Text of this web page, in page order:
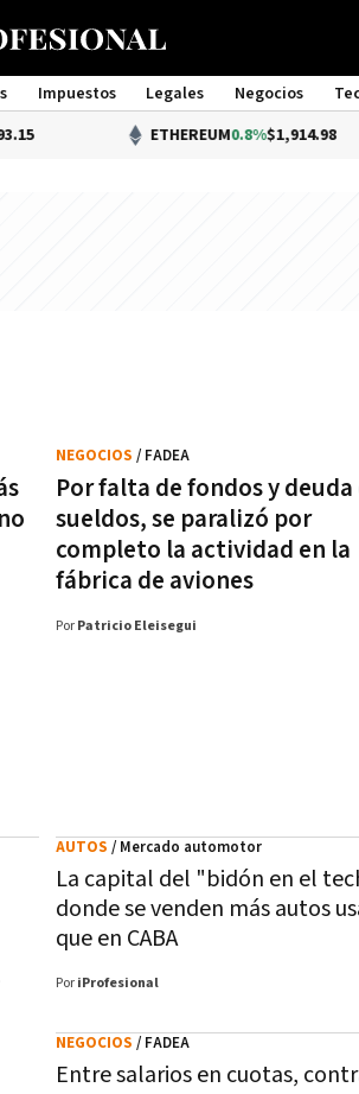
Impuestos Legales Negocios
ETHEREUM0.8%$1,914.98
Por falta de fondos y deuda
sueldos, se paralizó por
completo la actividad en la
fábrica de aviones
NEGOCIOS / FADEA
Por Patricio Eleisegui
La capital del "bidón en el
donde se venden más autos
que en CABA
AUTOS / Mercado automotor
Por iProfesional
Entre salarios en cuotas,
NEGOCIOS / FADEA